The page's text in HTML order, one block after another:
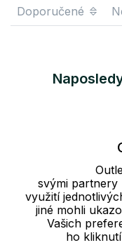
Doporučené
svými partnery
využití
jiné mohli
Vašich
ho